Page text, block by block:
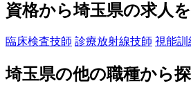
資格から埼玉県の求人
臨床検査技師 診療放射線技師 視能訓
埼玉県の他の職種から